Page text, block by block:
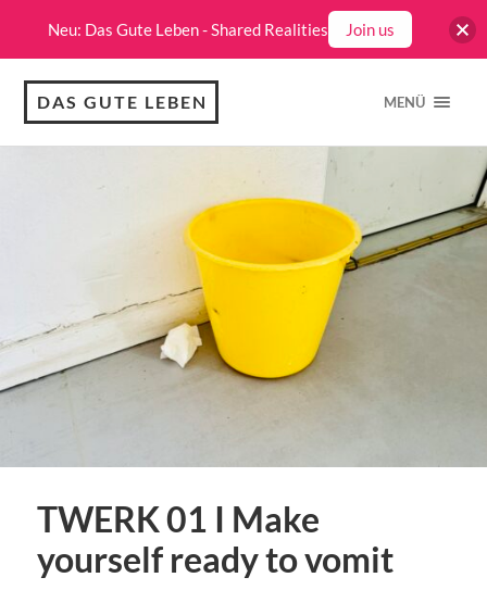
DAS GUTE LEBEN MENÜ
TWERK 01 I Make
yourself ready to vomit
Neu: Das Gute Leben - Shared Realities Join us